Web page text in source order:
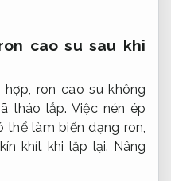
cao su sau khi
ron cao su không
tháo lắp. Việc nén ép
làm biến dạng ron,
khít khi lắp lại. Nâng